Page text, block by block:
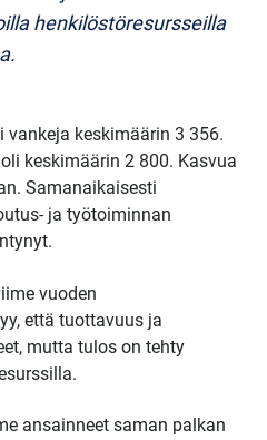
henkilöstöresursseilla
keskimäärin 3 356.
keskimäärin 2 800. Kasvua
Samanaikaisesti
ja työtoiminnan
vuoden
että tuottavuus ja
mutta tulos on tehty
ansainneet saman palkan